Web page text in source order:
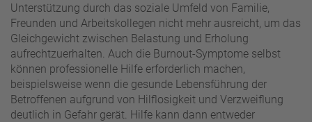
Unterstützung durch das soziale Umfeld von Familie,
Freunden und Arbeitskollegen nicht mehr ausreicht, um das
Gleichgewicht zwischen Belastung und Erholung
aufrechtzuerhalten. Auch die Burnout-Symptome selbst
können professionelle Hilfe erforderlich machen,
beispielsweise wenn die gesunde Lebensführung der
Betroffenen aufgrund von Hilflosigkeit und Verzweiflung
deutlich in Gefahr gerät. Hilfe kann dann entweder